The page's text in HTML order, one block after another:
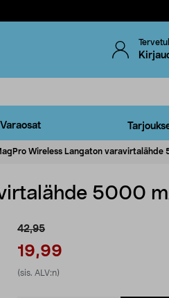
Varaosat
Wireless Langaton varavirtalähde
5000
42,95
19,99
(sis. ALV:n)